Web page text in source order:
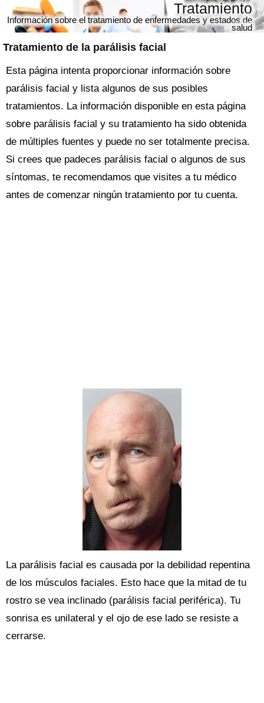
Tratamiento de la parálisis facial
Tratamiento
Información sobre el tratamiento de enfermedades y estados de
salud
Esta página intenta proporcionar información sobre
parálisis facial y lista algunos de sus posibles
tratamientos. La información disponible en esta página
sobre parálisis facial y su tratamiento ha sido obtenida
de múltiples fuentes y puede no ser totalmente precisa.
Si crees que padeces parálisis facial o algunos de sus
síntomas, te recomendamos que visites a tu médico
antes de comenzar ningún tratamiento por tu cuenta.
La parálisis facial es causada por la debilidad repentina
de los músculos faciales. Esto hace que la mitad de tu
rostro se vea inclinado (parálisis facial periférica). Tu
sonrisa es unilateral y el ojo de ese lado se resiste a
cerrarse.